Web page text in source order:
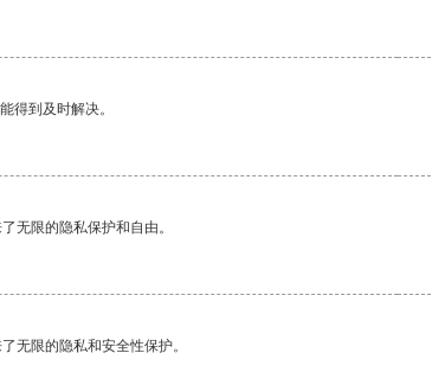
得到及时解决。
无限的隐私保护和自由。
无限的隐私和安全性保护。